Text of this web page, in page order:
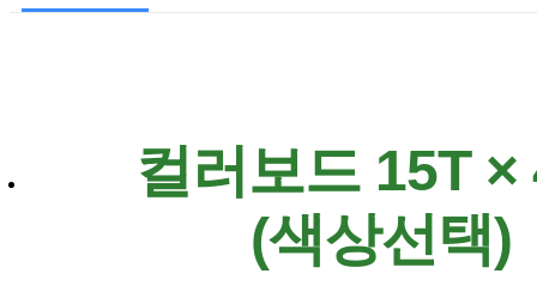
컬러보드 15T ×
(색상선택)